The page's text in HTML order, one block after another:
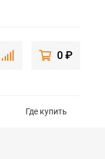
0 ₽
Где купить